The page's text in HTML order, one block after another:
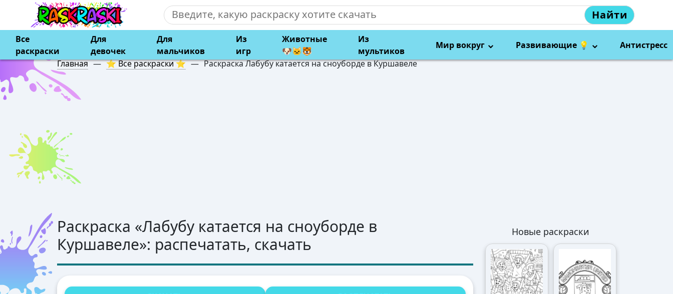
Найти
Все
раскраски
Для
девочек
Для
мальчиков
Из
игр
Животные
🐶🐱🐯
Из
мультиков
Мир вокруг Развивающие 💡
Антистресс
Главная — ⭐ Все раскраски ⭐ — Раскраска Лабубу катается на сноуборде в Куршавеле
Раскраска «Лабубу катается на сноуборде в
Куршавеле»: распечатать, скачать
Новые раскраски